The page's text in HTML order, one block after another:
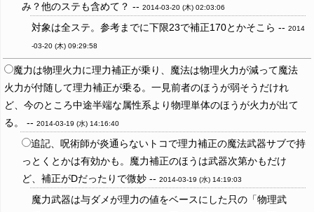
み？他のステも含めて？ -- 2014-03-20 (木) 02:03:06
対象は全ステ。参考までに下限23で補正170とかそこら -- 2014
-03-20 (木) 09:29:58
魔力は物理火力に理力補正が乗り、魔法は物理火力が減って魔法
火力が付随して理力補正が乗る。一見前者のほうが弱そうだけれ
ど、今のところ中途半端な属性系より物理単体のほうが火力が出て
る。 -- 2014-03-19 (水) 14:16:40
追記、呪術師が炎通らないトコで理力補正の魔法武器サブで持
っとくとかは有効かも。魔力補正のほうは武器次第かもだけ
ど、補正がDだったりで微妙 -- 2014-03-19 (水) 14:19:03
魔力武器は与ダメが理力の値をベースにした只の「物理武